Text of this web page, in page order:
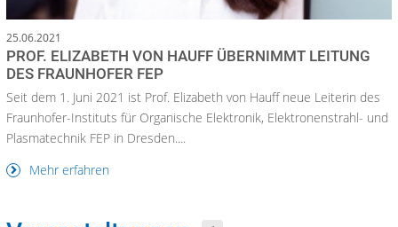
25.06.2021
PROF. ELIZABETH VON HAUFF ÜBERNIMMT LEITUNG
DES FRAUNHOFER FEP
Seit dem 1. Juni 2021 ist Prof. Elizabeth von Hauff neue Leiterin des
Fraunhofer-Instituts für Organische Elektronik, Elektronenstrahl- und
Plasmatechnik FEP in Dresden....
Mehr erfahren